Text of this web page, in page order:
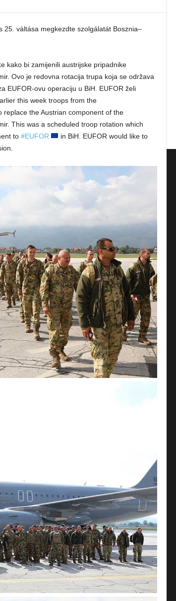
25. váltása megkezdte szolgálatát Bosznia–
kako bi zamijenili austrijske pripadnike
Ovo je redovna rotacija trupa koja se održava
EUFOR-ovu operaciju u BiH. EUFOR želi
this week troops from the
replace the Austrian component of the
This was a scheduled troop rotation which
to #EUFOR
in BiH. EUFOR would like to